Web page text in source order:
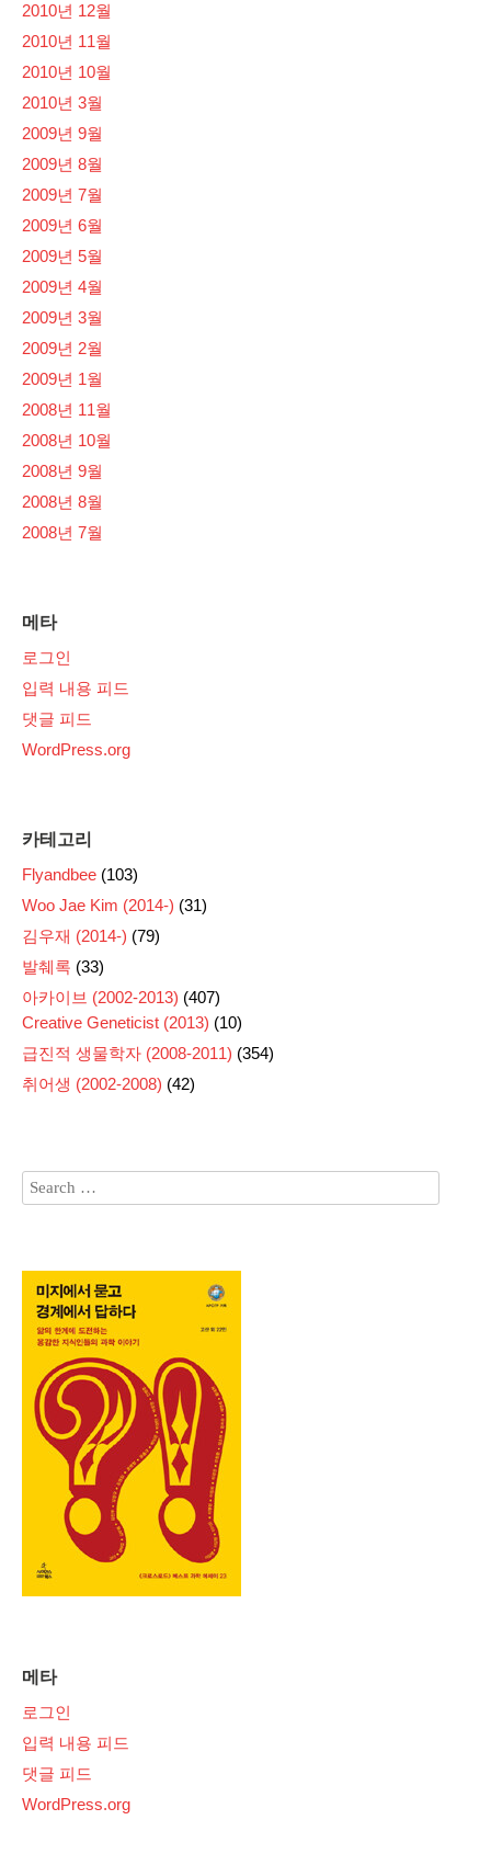
2010년 12월
2010년 11월
2010년 10월
2010년 3월
2009년 9월
2009년 8월
2009년 7월
2009년 6월
2009년 5월
2009년 4월
2009년 3월
2009년 2월
2009년 1월
2008년 11월
2008년 10월
2008년 9월
2008년 8월
2008년 7월
메타
로그인
입력 내용 피드
댓글 피드
WordPress.org
카테고리
Flyandbee (103)
Woo Jae Kim (2014-) (31)
김우재 (2014-) (79)
발췌록 (33)
아카이브 (2002-2013) (407)
Creative Geneticist (2013) (10)
급진적 생물학자 (2008-2011) (354)
취어생 (2002-2008) (42)
메타
로그인
입력 내용 피드
댓글 피드
WordPress.org